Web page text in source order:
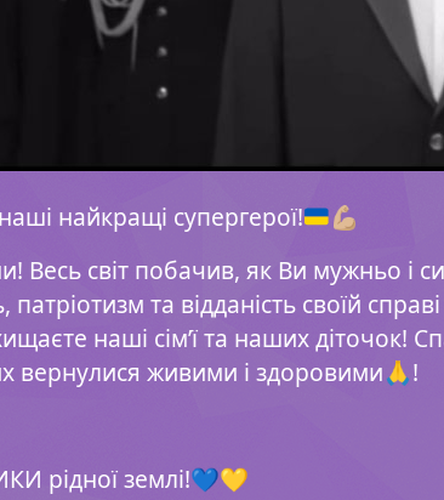
найкращі супергерої!
💪🏼
Весь світ побачив, як Ви мужньо і
та відданість своїй
наші сім’ї та наших
вернулися живими і здоровими🙏!
рідної землі!💙💛